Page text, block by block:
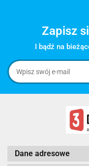
Zapisz
I bądź na
Dane adresowe